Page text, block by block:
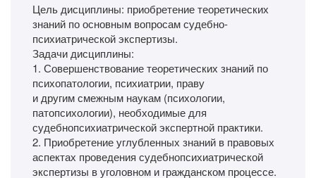
Цель дисциплины: приобретение теоретических
знаний по основным вопросам судебно-
психиатрической экспертизы.
Задачи дисциплины:
1. Совершенствование теоретических знаний по
психопатологии, психиатрии, праву
и другим смежным наукам (психологии,
патопсихологии), необходимые для
судебнопсихиатрической экспертной практики.
2. Приобретение углубленных знаний в правовых
аспектах проведения судебнопсихиатрической
экспертизы в уголовном и гражданском процессе.